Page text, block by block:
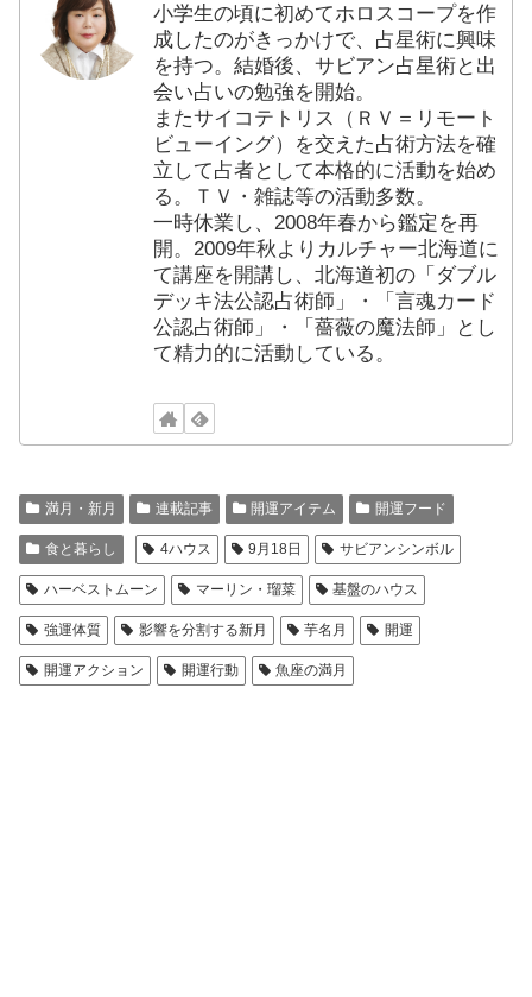
小学生の頃に初めてホロスコープを作
成したのがきっかけで、占星術に興味
を持つ。結婚後、サビアン占星術と出
会い占いの勉強を開始。
またサイコテトリス（ＲＶ＝リモート
ビューイング）を交えた占術方法を確
立して占者として本格的に活動を始め
る。ＴＶ・雑誌等の活動多数。
一時休業し、2008年春から鑑定を再
開。2009年秋よりカルチャー北海道に
て講座を開講し、北海道初の「ダブル
デッキ法公認占術師」・「言魂カード
公認占術師」・「薔薇の魔法師」とし
て精力的に活動している。
満月・新月 連載記事 開運アイテム 開運フード
食と暮らし 4ハウス 9月18日 サビアンシンボル
ハーベストムーン マーリン・瑠菜 基盤のハウス
強運体質 影響を分割する新月 芋名月 開運
開運アクション 開運行動 魚座の満月